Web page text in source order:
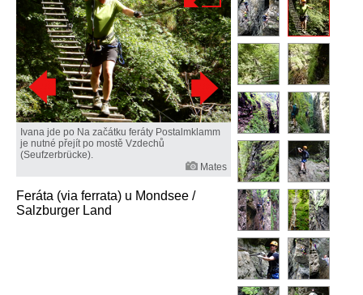
Ivana jde po Na začátku feráty Postalmklamm
je nutné přejít po mostě Vzdechů
(Seufzerbrücke).
Mates
Feráta (via ferrata) u Mondsee /
Salzburger Land